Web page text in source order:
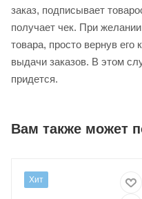
заказ, подписывает
получает чек. При
товара, просто вернув его
выдачи заказов. В этом
придется.
Вам также может
Хит